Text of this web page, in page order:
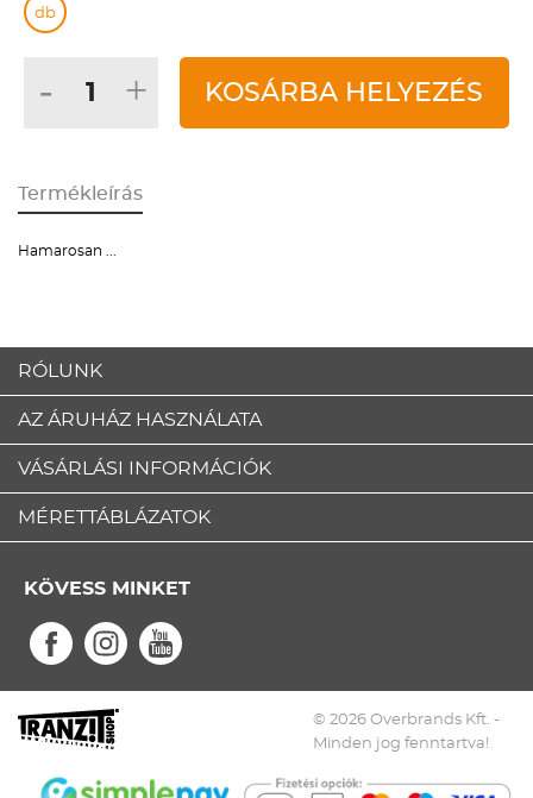
db
- + KOSÁRBA HELYEZÉS
Termékleírás
Hamarosan ...
RÓLUNK
AZ ÁRUHÁZ HASZNÁLATA
VÁSÁRLÁSI INFORMÁCIÓK
MÉRETTÁBLÁZATOK
KÖVESS MINKET
© 2026 Overbrands Kft. -
Minden jog fenntartva!